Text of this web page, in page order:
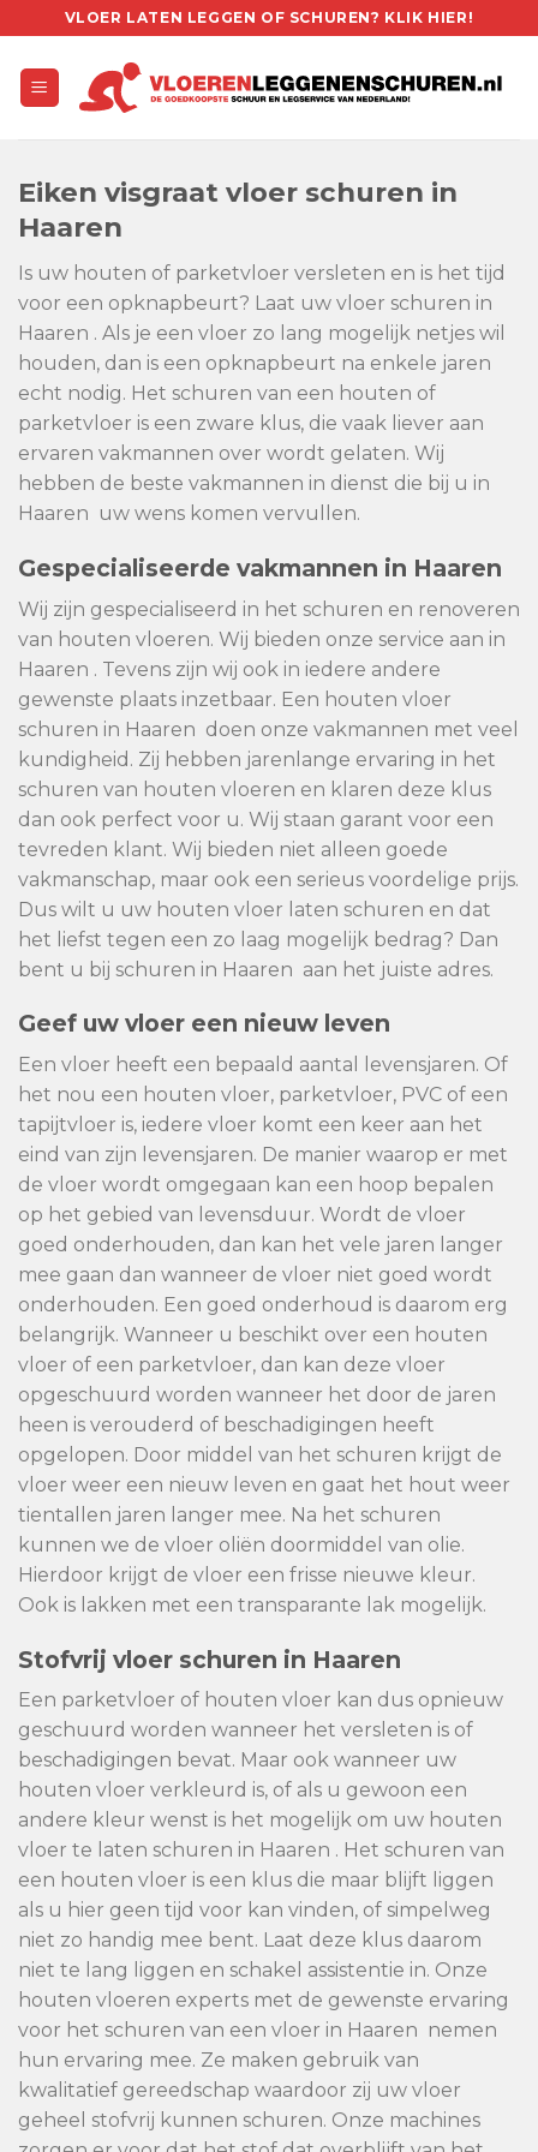
to
content
VLOER LATEN LEGGEN OF SCHUREN? KLIK HIER!
Eiken visgraat vloer schuren in
Haaren
Is uw houten of parketvloer versleten en is het tijd
voor een opknapbeurt? Laat uw vloer schuren in
Haaren . Als je een vloer zo lang mogelijk netjes wil
houden, dan is een opknapbeurt na enkele jaren
echt nodig. Het schuren van een houten of
parketvloer is een zware klus, die vaak liever aan
ervaren vakmannen over wordt gelaten. Wij
hebben de beste vakmannen in dienst die bij u in
Haaren uw wens komen vervullen.
Gespecialiseerde vakmannen in Haaren
Wij zijn gespecialiseerd in het schuren en renoveren
van houten vloeren. Wij bieden onze service aan in
Haaren . Tevens zijn wij ook in iedere andere
gewenste plaats inzetbaar. Een houten vloer
schuren in Haaren doen onze vakmannen met veel
kundigheid. Zij hebben jarenlange ervaring in het
schuren van houten vloeren en klaren deze klus
dan ook perfect voor u. Wij staan garant voor een
tevreden klant. Wij bieden niet alleen goede
vakmanschap, maar ook een serieus voordelige prijs.
Dus wilt u uw houten vloer laten schuren en dat
het liefst tegen een zo laag mogelijk bedrag? Dan
bent u bij schuren in Haaren aan het juiste adres.
Geef uw vloer een nieuw leven
Een vloer heeft een bepaald aantal levensjaren. Of
het nou een houten vloer, parketvloer, PVC of een
tapijtvloer is, iedere vloer komt een keer aan het
eind van zijn levensjaren. De manier waarop er met
de vloer wordt omgegaan kan een hoop bepalen
op het gebied van levensduur. Wordt de vloer
goed onderhouden, dan kan het vele jaren langer
mee gaan dan wanneer de vloer niet goed wordt
onderhouden. Een goed onderhoud is daarom erg
belangrijk. Wanneer u beschikt over een houten
vloer of een parketvloer, dan kan deze vloer
opgeschuurd worden wanneer het door de jaren
heen is verouderd of beschadigingen heeft
opgelopen. Door middel van het schuren krijgt de
vloer weer een nieuw leven en gaat het hout weer
tientallen jaren langer mee. Na het schuren
kunnen we de vloer oliën doormiddel van olie.
Hierdoor krijgt de vloer een frisse nieuwe kleur.
Ook is lakken met een transparante lak mogelijk.
Stofvrij vloer schuren in Haaren
Een parketvloer of houten vloer kan dus opnieuw
geschuurd worden wanneer het versleten is of
beschadigingen bevat. Maar ook wanneer uw
houten vloer verkleurd is, of als u gewoon een
andere kleur wenst is het mogelijk om uw houten
vloer te laten schuren in Haaren . Het schuren van
een houten vloer is een klus die maar blijft liggen
als u hier geen tijd voor kan vinden, of simpelweg
niet zo handig mee bent. Laat deze klus daarom
niet te lang liggen en schakel assistentie in. Onze
houten vloeren experts met de gewenste ervaring
voor het schuren van een vloer in Haaren nemen
hun ervaring mee. Ze maken gebruik van
kwalitatief gereedschap waardoor zij uw vloer
geheel stofvrij kunnen schuren. Onze machines